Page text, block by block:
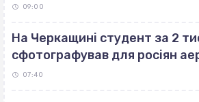
09:00
На Черкащині студент за 2
сфотографував для росіян
07:40